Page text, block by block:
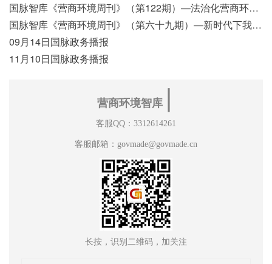
国脉智库《营商环境周刊》（第122期）—法治化营商环境视域下我国行政执法公示制度浅析
国脉智库《营商环境周刊》（第六十九期）—新时代下我国营商环境标准体系构建初探
09月14日国脉政务播报
11月10日国脉政务播报
营商环境智库
客服QQ：3312614261
客服邮箱：govmade@govmade.cn
长按，识别二维码，加关注